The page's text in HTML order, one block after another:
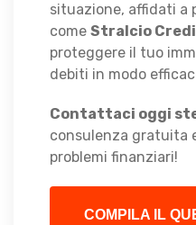
situazione, affidati a
come Stralcio
proteggere il tuo
debiti in modo
Contattaci oggi
consulenza gratuita
problemi finanziari!
COMPILA IL